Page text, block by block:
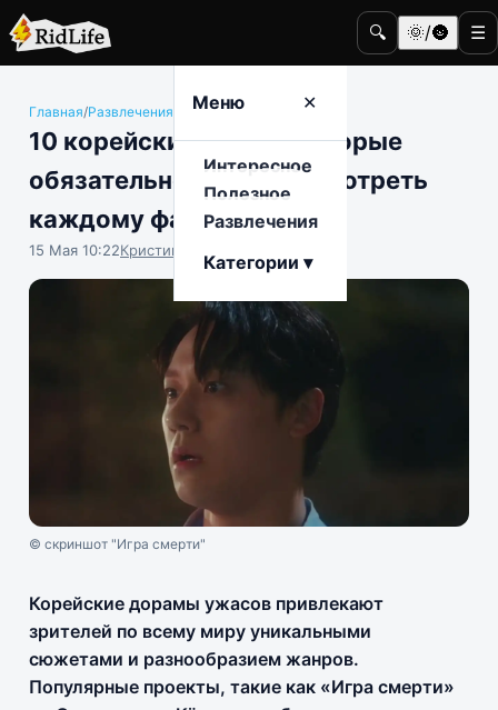
🔍 🌞/🌚 ☰
Меню ✕
Интересное
Полезное
Развлечения
Категории ▾
Главная/Развлечения Кино и телевидение
10 корейских дорам, которые
обязательно нужно посмотреть
каждому фанату ужасов
15 Мая 10:22Кристина Логинова
© скриншот "Игра смерти"
Корейские дорамы ужасов привлекают
зрителей по всему миру уникальными
сюжетами и разнообразием жанров.
Популярные проекты, такие как «Игра смерти»